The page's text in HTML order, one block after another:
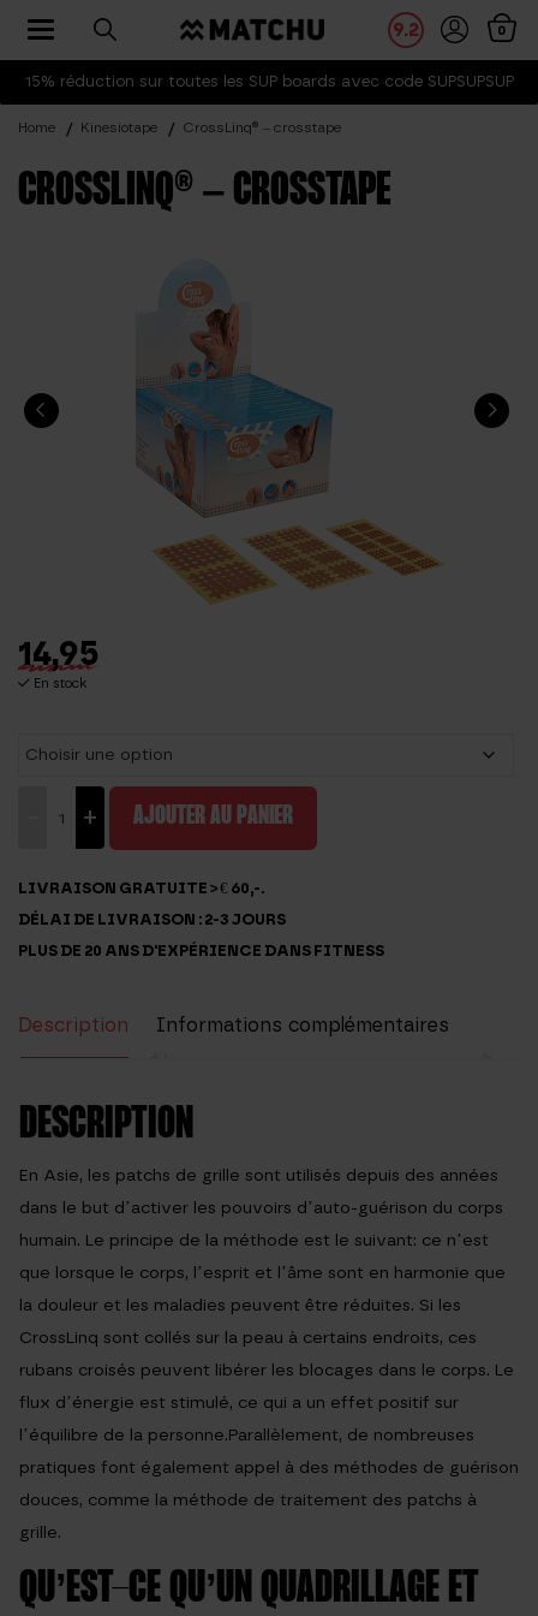
15% réduction sur toutes les SUP boards avec code SUPSUPSUP
9.2 0
Toggle navigation
Home Kinesiotape CrossLinq® – crosstape
CROSSLINQ® – CROSSTAPE
14,95
En stock
-
crosstape
+ AJOUTER AU PANIER
LIVRAISON GRATUITE > € 60,-.
DÉLAI DE LIVRAISON : 2-3 JOURS
PLUS DE 20 ANS D'EXPÉRIENCE DANS FITNESS
Description
Informations complémentaires
DESCRIPTION
En Asie, les patchs de grille sont utilisés depuis des années
dans le but d’activer les pouvoirs d’auto-guérison du corps
humain. Le principe de la méthode est le suivant: ce n’est
que lorsque le corps, l’esprit et l’âme sont en harmonie que
la douleur et les maladies peuvent être réduites. Si les
CrossLinq sont collés sur la peau à certains endroits, ces
rubans croisés peuvent libérer les blocages dans le corps. Le
flux d’énergie est stimulé, ce qui a un effet positif sur
l’équilibre de la personne.Parallèlement, de nombreuses
pratiques font également appel à des méthodes de guérison
douces, comme la méthode de traitement des patchs à
grille.
QU’EST-CE QU’UN QUADRILLAGE ET